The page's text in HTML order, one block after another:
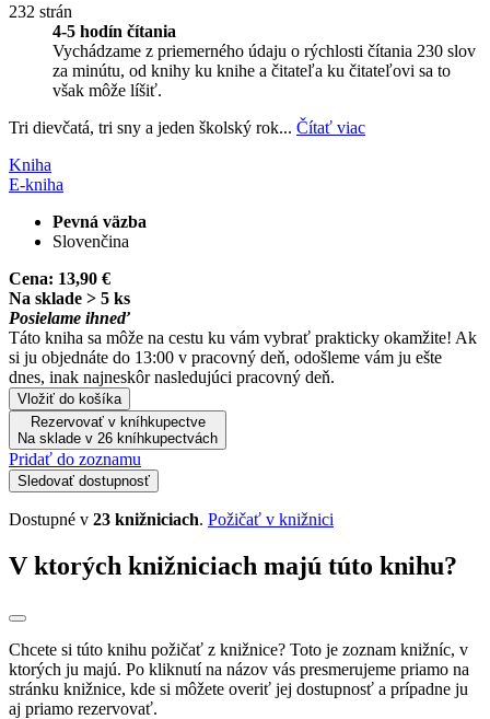
232 strán
4-5 hodín čítania
Vychádzame z priemerného údaju o rýchlosti čítania 230 slov
za minútu, od knihy ku knihe a čitateľa ku čitateľovi sa to
však môže líšiť.
Tri dievčatá, tri sny a jeden školský rok... Čítať viac
Kniha
E-kniha
Pevná väzba
Slovenčina
Cena: 13,90 €
Na sklade > 5 ks
Posielame ihneď
Táto kniha sa môže na cestu ku vám vybrať prakticky okamžite! Ak
si ju objednáte do 13:00 v pracovný deň, odošleme vám ju ešte
dnes, inak najneskôr nasledujúci pracovný deň.
Vložiť do košíka
Rezervovať v kníhkupectve
Na sklade v 26 kníhkupectvách
Pridať do zoznamu
Sledovať dostupnosť
Dostupné v 23 knižniciach. Požičať v knižnici
V ktorých knižniciach majú túto knihu?
Chcete si túto knihu požičať z knižnice? Toto je zoznam knižníc, v
ktorých ju majú. Po kliknutí na názov vás presmerujeme priamo na
stránku knižnice, kde si môžete overiť jej dostupnosť a prípadne ju
aj priamo rezervovať.